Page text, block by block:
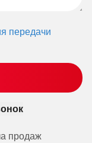
передачи
продаж